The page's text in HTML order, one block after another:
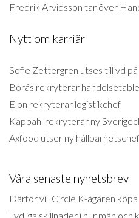
Fredrik Arvidsson tar över
Nytt om karriär
Sofie Zettergren utses till vd
Borås rekryterar
Elon rekryterar logistikchef
Kappahl rekryterar ny
Axfood utser ny hållbarhetschef
Våra senaste nyhetsbrev
Därför vill Circle K-ägaren
Tydliga skillnader i hur män